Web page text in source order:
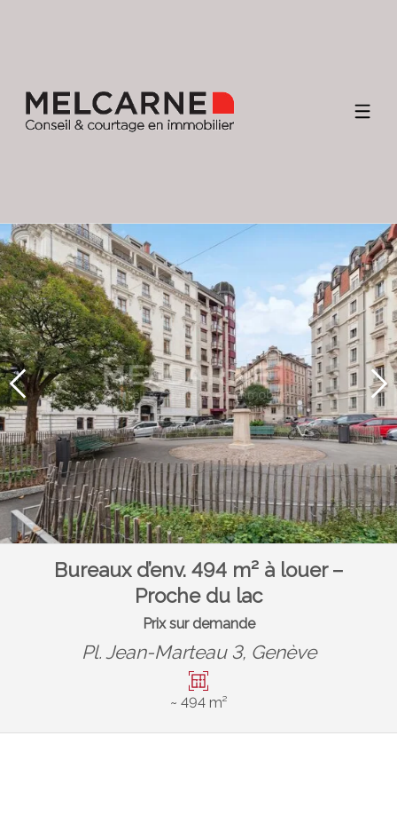
Bureaux d’env. 494 m² à louer –
Proche du lac
Prix sur demande
Pl. Jean-Marteau 3, Genève
~ 494 m²